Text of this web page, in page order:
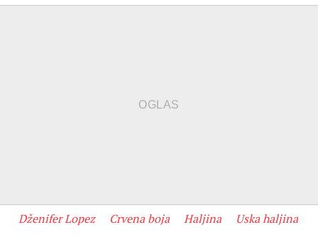
Dženifer Lopez Crvena boja Haljina
Uska haljina